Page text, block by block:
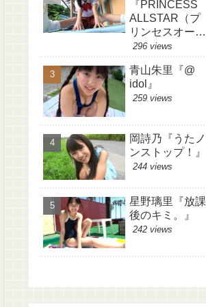
『PRINCESS
ALLSTAR（プ
リンセスオール
スター）』
296 views
青山朱里『@
idol』
259 views
岡詩乃『うたノ
ンストップ！』
244 views
星野璃里『放課
後のキミ。』
242 views